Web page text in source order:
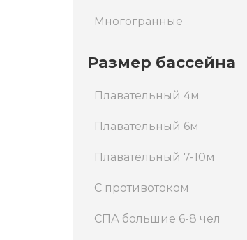
Многогранные
Размер бассейна
Плавательный 4м
Плавательный 6м
Плавательный 7-10м
С противотоком
СПА большие 6-8 чел